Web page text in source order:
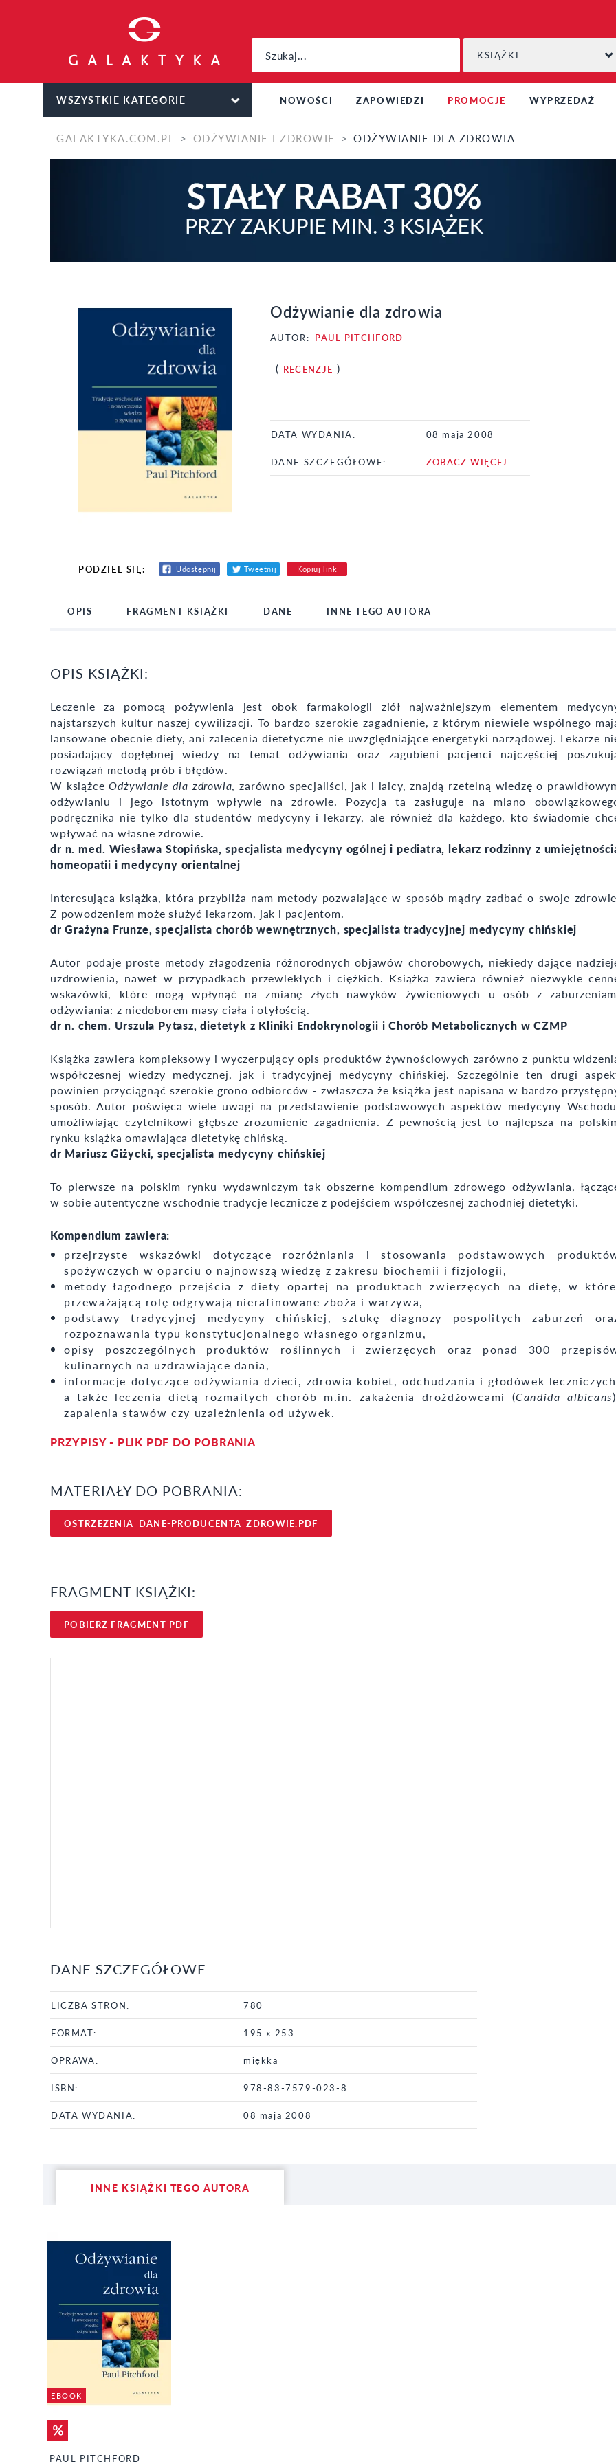
KSIĄŻKI
WSZYSTKIE KATEGORIE NOWOŚCI ZAPOWIEDZI PROMOCJE WYPRZEDAŻ
GALAKTYKA.COM.PL ODŻYWIANIE I ZDROWIE ODŻYWIANIE DLA ZDROWIA
Odżywianie dla zdrowia
AUTOR: PAUL PITCHFORD
( RECENZJE )
DATA WYDANIA: 08 maja 2008
DANE SZCZEGÓŁOWE: ZOBACZ WIĘCEJ
PODZIEL SIĘ: Udostępnij Tweetnij Kopiuj link
OPIS FRAGMENT KSIĄŻKI DANE INNE TEGO AUTORA
OPIS KSIĄŻKI:
Leczenie za pomocą pożywienia jest obok farmakologii ziół najważniejszym elementem
najstarszych kultur naszej cywilizacji. To bardzo szerokie zagadnienie, z którym niewiele wspólnego
lansowane obecnie diety, ani zalecenia dietetyczne nie uwzględniające energetyki narządowej. Lekarze
posiadający dogłębnej wiedzy na temat odżywiania oraz zagubieni pacjenci najczęściej
rozwiązań metodą prób i błędów.
W książceOdżywianie dla zdrowia, zarówno specjaliści, jak i laicy, znajdą rzetelną wiedzę o
odżywianiu i jego istotnym wpływie na zdrowie. Pozycja ta zasługuje na miano
podręcznika nie tylko dla studentów medycyny i lekarzy, ale również dla każdego, kto świadomie
wpływać na własne zdrowie.
dr n. med. Wiesława Stopińska, specjalista medycyny ogólnej i pediatra, lekarz rodzinny z
homeopatii i medycyny orientalnej
Interesująca książka, która przybliża nam metody pozwalające w sposób mądry zadbać o swoje
Z powodzeniem może służyć lekarzom, jak i pacjentom.
dr Grażyna Frunze, specjalista chorób wewnętrznych, specjalista tradycyjnej medycyny chińskiej
Autor podaje proste metody złagodzenia różnorodnych objawów chorobowych, niekiedy dające
uzdrowienia, nawet w przypadkach przewlekłych i ciężkich. Książka zawiera również niezwykle
wskazówki, które mogą wpłynąć na zmianę złych nawyków żywieniowych u osób z
odżywiania: z niedoborem masy ciała i otyłością.
dr n. chem. Urszula Pytasz, dietetyk z Kliniki Endokrynologii i Chorób Metabolicznych w CZMP
Książka zawiera kompleksowy i wyczerpujący opis produktów żywnościowych zarówno z punktu
współczesnej wiedzy medycznej, jak i tradycyjnej medycyny chińskiej. Szczególnie ten drugi
powinien przyciągnąć szerokie grono odbiorców - zwłaszcza że książka jest napisana w bardzo
sposób. Autor poświęca wiele uwagi na przedstawienie podstawowych aspektów medycyny
umożliwiając czytelnikowi głębsze zrozumienie zagadnienia. Z pewnością jest to najlepsza na
rynku książka omawiająca dietetykę chińską.
dr Mariusz Giżycki, specjalista medycyny chińskiej
To pierwsze na polskim rynku wydawniczym tak obszerne kompendium zdrowego odżywiania,
w sobie autentyczne wschodnie tradycje lecznicze z podejściem współczesnej zachodniej dietetyki.
Kompendium zawiera:
przejrzyste wskazówki dotyczące rozróżniania i stosowania podstawowych
spożywczych w oparciu o najnowszą wiedzę z zakresu biochemii i fizjologii,
metody łagodnego przejścia z diety opartej na produktach zwierzęcych na dietę, w
przeważającą rolę odgrywają nierafinowane zboża i warzywa,
podstawy tradycyjnej medycyny chińskiej, sztukę diagnozy pospolitych zaburzeń
rozpoznawania typu konstytucjonalnego własnego organizmu,
opisy poszczególnych produktów roślinnych i zwierzęcych oraz ponad 300
kulinarnych na uzdrawiające dania,
informacje dotyczące odżywiania dzieci, zdrowia kobiet, odchudzania i głodówek
a także leczenia dietą rozmaitych chorób m.in. zakażenia drożdżowcami (Candida albicans
zapalenia stawów czy uzależnienia od używek.
PRZYPISY - PLIK PDF DO POBRANIA
MATERIAŁY DO POBRANIA:
OSTRZEZENIA_DANE-PRODUCENTA_ZDROWIE.PDF
FRAGMENT KSIĄŻKI:
POBIERZ FRAGMENT PDF
DANE SZCZEGÓŁOWE
LICZBA STRON: 780
FORMAT: 195 x 253
OPRAWA: miękka
ISBN: 978-83-7579-023-8
DATA WYDANIA: 08 maja 2008
INNE KSIĄŻKI TEGO AUTORA
EBOOK
PAUL PITCHFORD